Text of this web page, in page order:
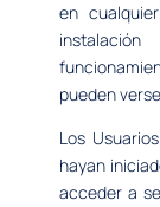
en
pueden
Los
hayan
acceder a